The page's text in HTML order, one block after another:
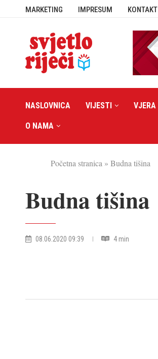
MARKETING IMPRESUM KONTAKT
NASLOVNICA VIJESTI VJERA
O NAMA
Početna stranica » Budna tišina
Budna tišina
08.06.2020 09:39 4 min